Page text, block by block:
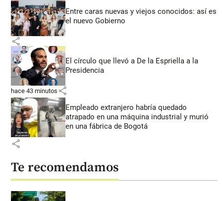
Entre caras nuevas y viejos conocidos: así es
el nuevo Gobierno
share
El círculo que llevó a De la Espriella a la
Presidencia
hace 43 minutos share
Empleado extranjero habría quedado
atrapado en una máquina industrial y murió
en una fábrica de Bogotá
share
Te recomendamos